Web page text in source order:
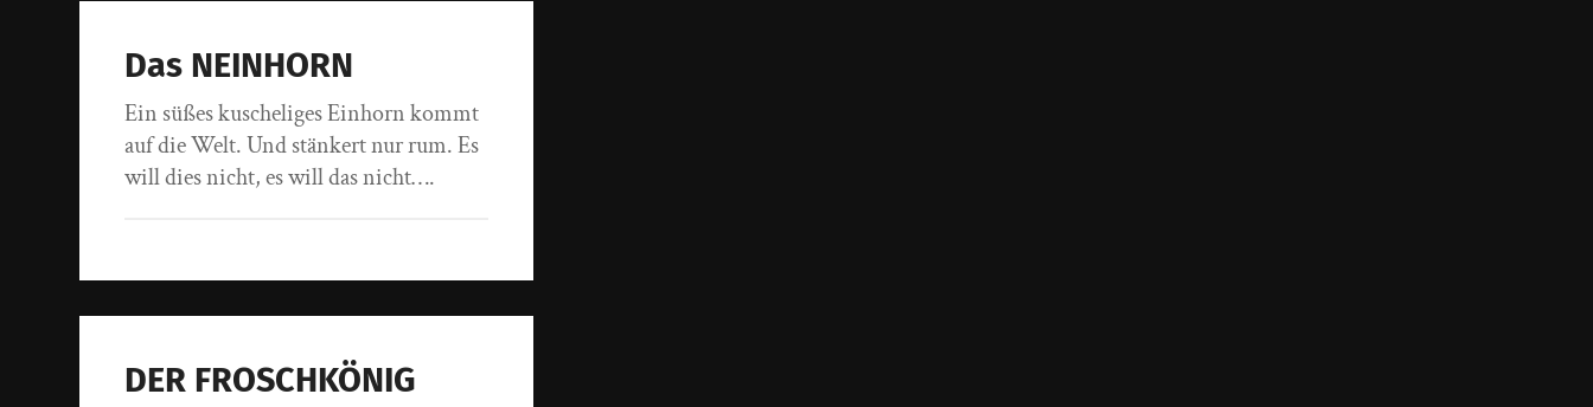
Das NEINHORN
Ein süßes kuscheliges Einhorn kommt
auf die Welt. Und stänkert nur rum. Es
will dies nicht, es will das nicht….
DER FROSCHKÖNIG